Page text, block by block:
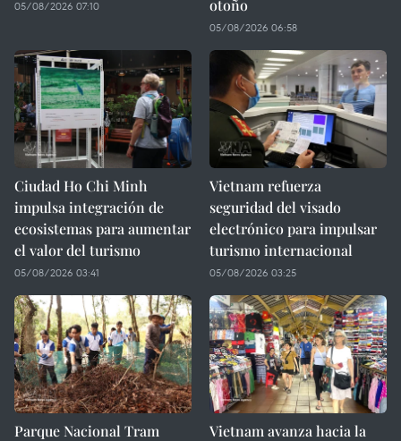
05/08/2026 07:10 otoño
05/08/2026 06:58
Ciudad Ho Chi Minh
impulsa integración de
ecosistemas para aumentar
el valor del turismo
05/08/2026 03:41
Vietnam refuerza
seguridad del visado
electrónico para impulsar
turismo internacional
05/08/2026 03:25
Parque Nacional Tram
Vietnam avanza hacia la